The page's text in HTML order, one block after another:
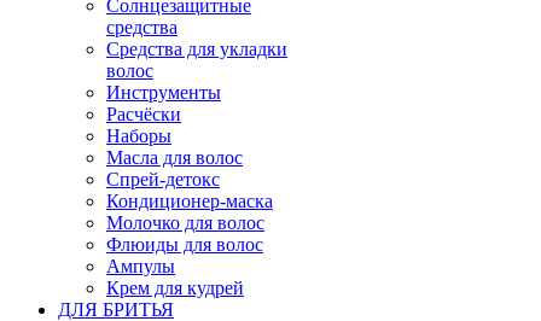
Солнцезащитные
средства
Средства для укладки
волос
Инструменты
Расчёски
Наборы
Масла для волос
Спрей-детокс
Кондиционер-маска
Молочко для волос
Флюиды для волос
Ампулы
Крем для кудрей
ДЛЯ БРИТЬЯ